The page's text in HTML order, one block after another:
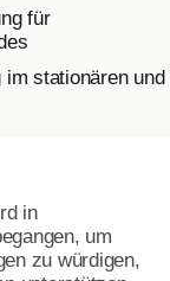
für
im stationären und
in
um
zu würdigen,